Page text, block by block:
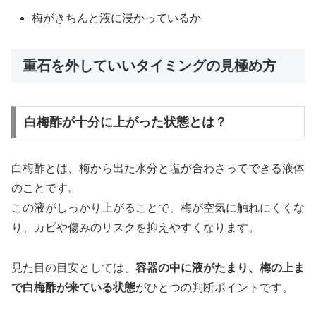
梅がきちんと液に浸かっているか
重石を外していいタイミングの見極め方
白梅酢が十分に上がった状態とは？
白梅酢とは、梅から出た水分と塩が合わさってできる液体
のことです。
この液がしっかり上がることで、梅が空気に触れにくくな
り、カビや傷みのリスクを抑えやすくなります。
見た目の目安としては、 容器の中に液がたまり、梅の上ま
で白梅酢が来ている状態がひとつの判断ポイントです。